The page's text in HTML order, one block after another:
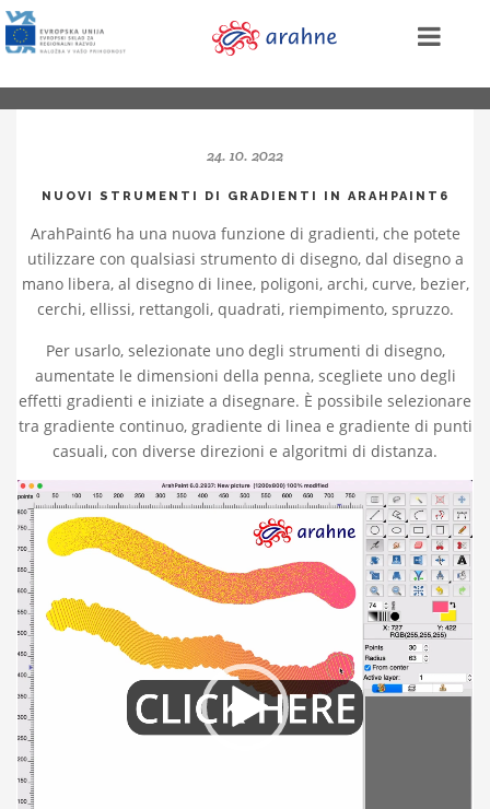
24. 10. 2022
NUOVI STRUMENTI DI GRADIENTI IN ARAHPAINT6
ArahPaint6 ha una nuova funzione di gradienti, che potete
utilizzare con qualsiasi strumento di disegno, dal disegno a
mano libera, al disegno di linee, poligoni, archi, curve, bezier,
cerchi, ellissi, rettangoli, quadrati, riempimento, spruzzo.
Per usarlo, selezionate uno degli strumenti di disegno,
aumentate le dimensioni della penna, scegliete uno degli
effetti gradienti e iniziate a disegnare. È possibile selezionare
tra gradiente continuo, gradiente di linea e gradiente di punti
casuali, con diverse direzioni e algoritmi di distanza.
Video
Player